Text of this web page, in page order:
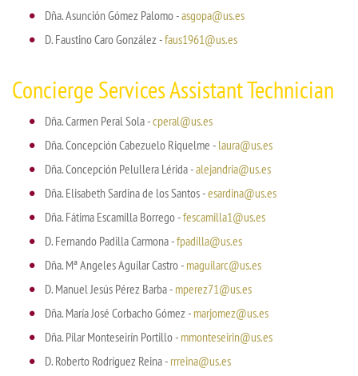
Dña. Asunción Gómez Palomo -asgopa@us.es
D. Faustino Caro González -faus1961@us.es
Concierge Services Assistant Technician
Dña. Carmen Peral Sola -cperal@us.es
Dña. Concepción Cabezuelo Riquelme - laura@us.es
Dña. Concepción Pelullera Lérida -alejandria@us.es
Dña. Elisabeth Sardina de los Santos -esardina@us.es
Dña. Fátima Escamilla Borrego -fescamilla1@us.es
D. Fernando Padilla Carmona -fpadilla@us.es
Dña. Mª Angeles Aguilar Castro - maguilarc@us.es
D. Manuel Jesús Pérez Barba - mperez71@us.es
Dña. María José Corbacho Gómez - marjomez@us.es
Dña. Pilar Monteseirín Portillo - mmonteseirin@us.es
D. Roberto Rodríguez Reina - rrreina@us.es